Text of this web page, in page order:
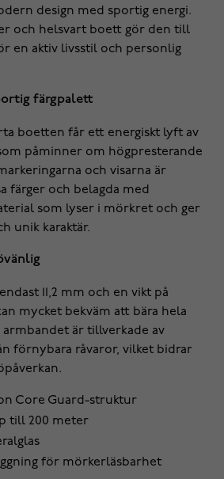
design med sportig energi.
och helsvart boett gör den till
en aktiv livsstil och personlig
färgpalett
boetten får ett energiskt lyft av
påminner om högpresterande
och visarna är
färger och belagda med
som lyser i mörkret och ger
unik karaktär.
11,2 mm och en vikt på
mycket bekväm att bära hela
armbandet är tillverkade av
förnybara råvaror, vilket bidrar
Core Guard-struktur
till 200 meter
för mörkerläsbarhet